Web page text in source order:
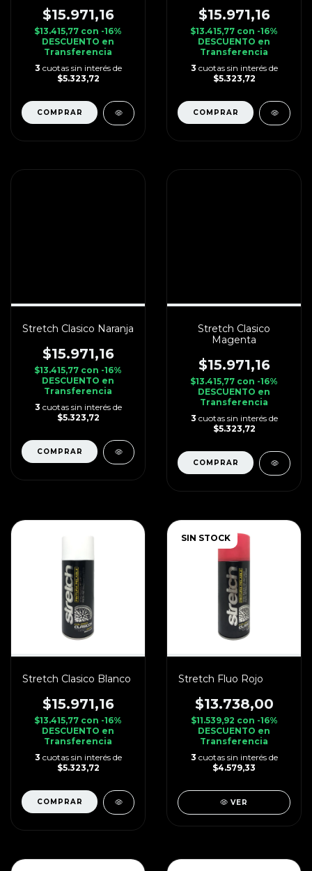
$15.971,16
$13.415,77 con -16%
DESCUENTO en
Transferencia
3 cuotas sin interés de
$5.323,72
$15.971,16
$13.415,77 con -16%
DESCUENTO en
Transferencia
3 cuotas sin interés de
$5.323,72
Stretch Clasico Naranja
$15.971,16
$13.415,77 con -16%
DESCUENTO en
Transferencia
3 cuotas sin interés de
$5.323,72
Stretch Clasico
Magenta
$15.971,16
$13.415,77 con -16%
DESCUENTO en
Transferencia
3 cuotas sin interés de
$5.323,72
Stretch Clasico Blanco
$15.971,16
$13.415,77 con -16%
DESCUENTO en
Transferencia
3 cuotas sin interés de
$5.323,72
SIN STOCK
Stretch Fluo Rojo
$13.738,00
$11.539,92 con -16%
DESCUENTO en
Transferencia
3 cuotas sin interés de
$4.579,33
VER